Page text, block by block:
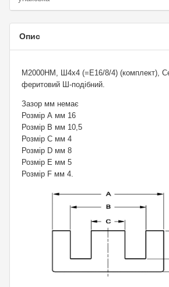
Опис
М2000НМ, Ш4х4 (=E16/8/4) (комплект),
феритовий Ш-подібний.
Зазор мм немає
Розмір А мм 16
Розмір В мм 10,5
Розмір C мм 4
Розмір D мм 8
Розмір Е мм 5
Розмір F мм 4.